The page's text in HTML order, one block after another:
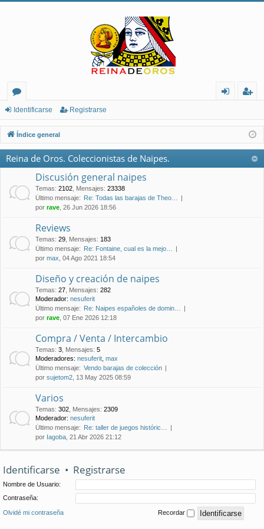
or
os
nt
ifi
ist
ra
Identificarse Registrarse
Índice general
Reina de Oros. Coleccionistas de Naipes.
Discusión general naipes
Temas: 2102 Mensajes: 23338
Último mensaje: Re: Todas las barajas de Theo…
por rave , 26 Jun 2026 18:56
Reviews
Temas: 29 Mensajes: 183
Último mensaje: Re: Fontaine, cual es la mejo…
por max , 04 Ago 2021 18:54
Diseño y creación de naipes
Temas: 27 Mensajes: 282
Moderador: nesuferit
Último mensaje: Re: Naipes españoles de domin…
por rave , 07 Ene 2026 12:18
Compra / Venta / Intercambio
Temas: 3 Mensajes: 5
Moderadores: nesuferit max
Último mensaje: Vendo barajas de colección
por sujetom2 , 13 May 2025 08:59
Varios
Temas: 302 Mensajes: 2309
Moderador: nesuferit
Último mensaje: Re: taller de juegos históric…
por Iagoba , 21 Abr 2026 21:12
Identificarse • Registrarse
Nombre de Usuario:
Contraseña:
Olvidé mi contraseña Recordar